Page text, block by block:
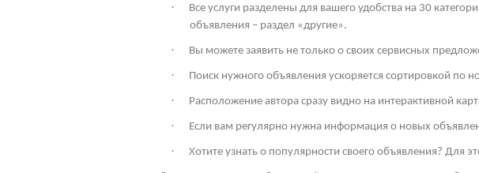
·
Все услуги разделены для вашего удобства на 30
объявления – раздел «другие».
· Вы можете заявить не только о своих сервисных
· Поиск нужного объявления ускоряется сортировкой по
· Расположение автора сразу видно на интерактивной
· Если вам регулярно нужна информация о новых
· Хотите узнать о популярности своего объявления? Для